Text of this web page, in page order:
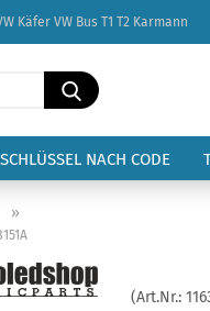
Käfer VW Bus T1 T2 Karmann
auswählenSuche...
SCHLÜSSEL NACH CODE
»
(Art.Nr.: